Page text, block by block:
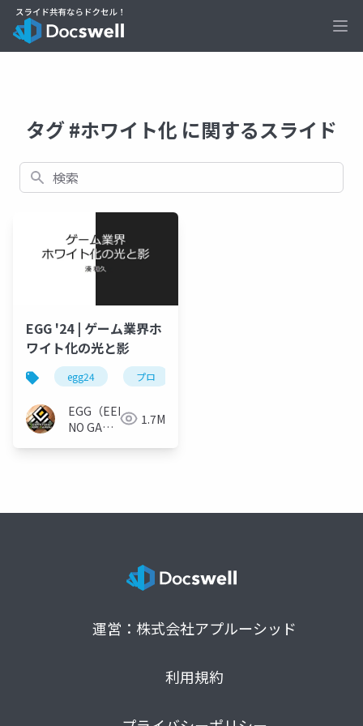
タグ #ホワイト化 に関するスライド
検索
EGG '24 | ゲーム業界ホ
ワイト化の光と影
egg24 プロ
EGG（EEKANJI
NO GAME
1.7M
運営：株式会社アプルーシッド
利用規約